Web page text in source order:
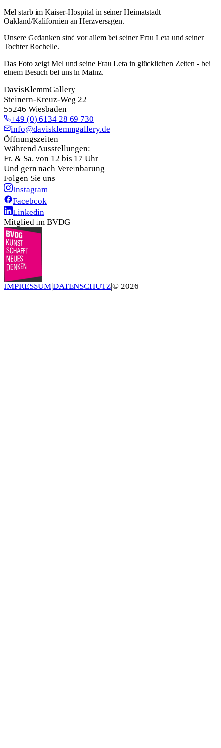
Mel starb im Kaiser-Hospital in seiner Heimatstadt
Oakland/Kalifornien an Herzversagen.
Unsere Gedanken sind vor allem bei seiner Frau Leta und seiner
Tochter Rochelle.
Das Foto zeigt Mel und seine Frau Leta in glücklichen Zeiten - bei
einem Besuch bei uns in Mainz.
DavisKlemmGallery
Steinern-Kreuz-Weg 22
55246 Wiesbaden
+49 (0) 6134 28 69 730
info@davisklemmgallery.de
Öffnungszeiten
Während Ausstellungen:
Fr. & Sa. von 12 bis 17 Uhr
Und gern nach Vereinbarung
Folgen Sie uns
Instagram
Facebook
Linkedin
Mitglied im BVDG
IMPRESSUM|DATENSCHUTZ|© 2026